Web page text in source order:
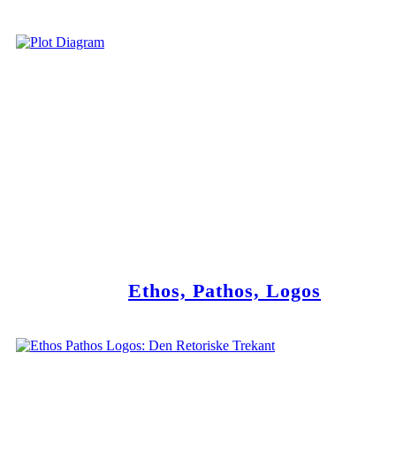
Ethos, Pathos, Logos